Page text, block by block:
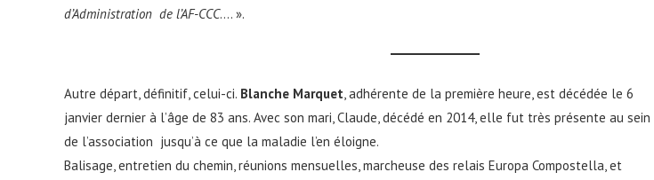
d’Administration de l’AF-CCC…. ».
Autre départ, définitif, celui-ci. Blanche Marquet, adhérente de la première heure, est décédée le 6
janvier dernier à l’âge de 83 ans. Avec son mari, Claude, décédé en 2014, elle fut très présente au sein
de l’association jusqu’à ce que la maladie l’en éloigne.
Balisage, entretien du chemin, réunions mensuelles, marcheuse des relais Europa Compostella, et